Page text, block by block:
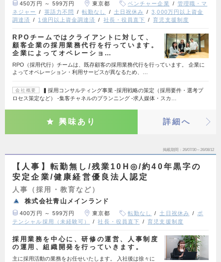
450万円 ～ 599万円 東京都 ベンチャー企業
管理職・マ
ネジャー
英語力不問 転勤なし 土日祝休み
3,000万円以上資金
調達済
1億円以上資金調達済 社長・役員直下 育児支援制度
RPOチームではクライアントに対して、
顧客企業の採用業務代行を行っています。
企業によってオペレーショ…
RPO（採用代行）チームは、既存顧客の採用業務代行を行っています。 企業に
よってオペレーション・利用サービスが異なるため、…
会社概要
▍採用コンサルティング事業 -採用戦略の策定（採用要件・選考プ
ロセス策定など） -集客チャネルのプランニング -求人媒体・スカ…
興味あり 詳細へ
掲載期間 26/07/30～26/08/12
【人事】転勤無し/残業10H◎/約40年黒字の
安定企業/健康経営優良法人認定
人事（採用・教育など）
株式会社青山メインランド
400万円 ～ 599万円 東京都 転勤なし 土日祝休み
ポ
テンシャル採用（未経験可）
社長・役員直下 育児支援制度
採用業務を中心に、研修の運営、人事制度
の運用、組織開発を行っていきます。
主に採用活動の業務をお任せいたします。 入社後は徐々に